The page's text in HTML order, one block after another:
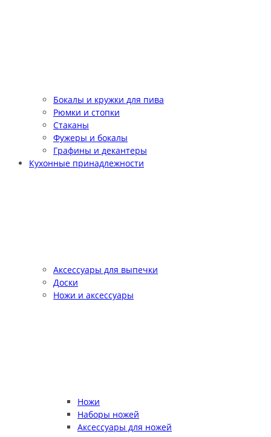
Бокалы и кружки для пива
Рюмки и стопки
Стаканы
Фужеры и бокалы
Графины и декантеры
Кухонные принадлежности
Аксессуары для выпечки
Доски
Ножи и аксессуары
Ножи
Наборы ножей
Аксессуары для ножей